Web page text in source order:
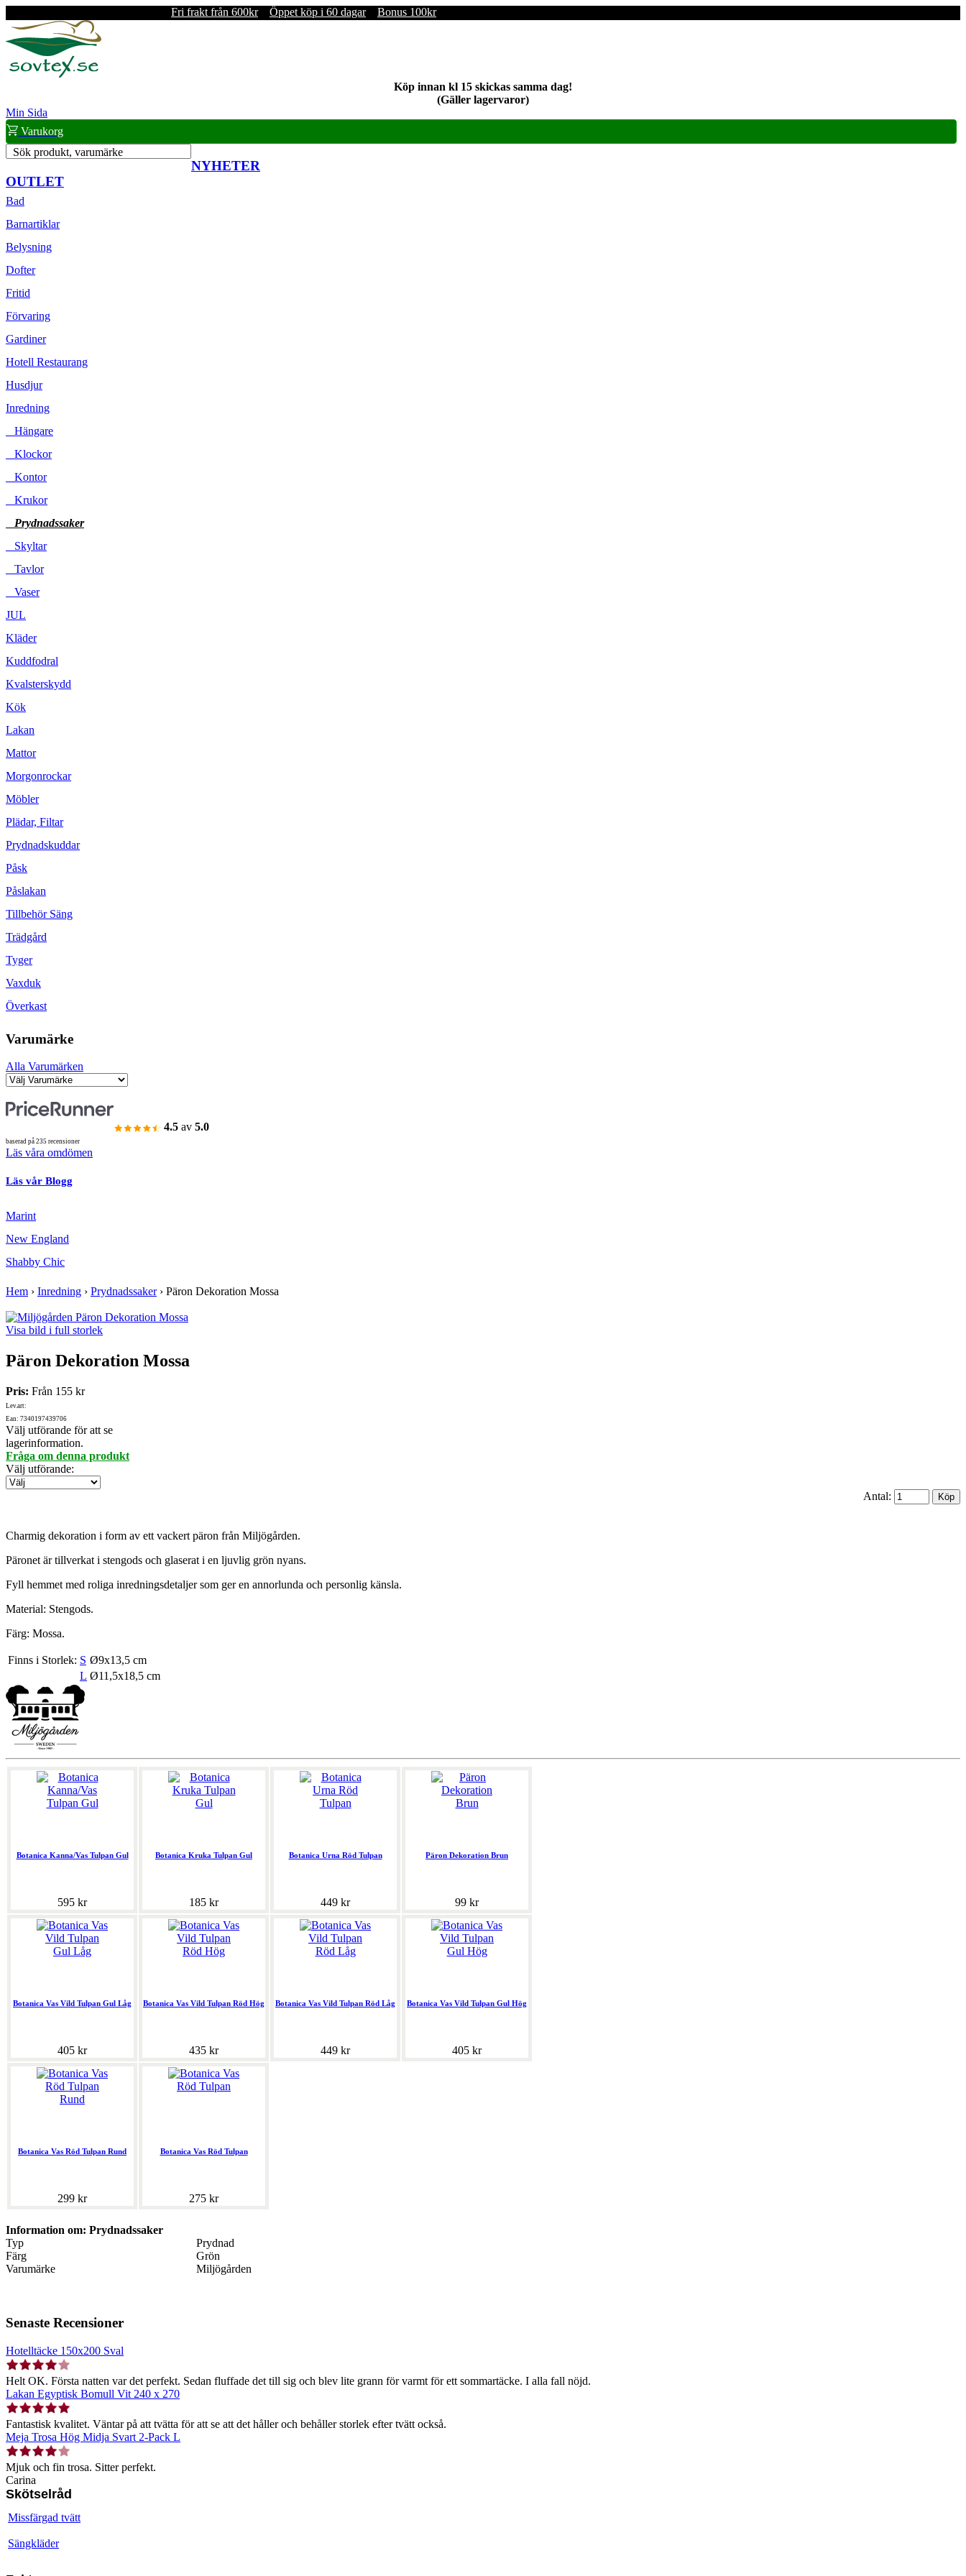
Fri frakt från 600kr Öppet köp i 60 dagar Bonus 100kr
Köp innan kl 15 skickas samma dag!
(Gäller lagervaror)
Min Sida
Varukorg
Sök produkt, varumärke
NYHETER
OUTLET
Bad
Barnartiklar
Belysning
Dofter
Fritid
Förvaring
Gardiner
Hotell Restaurang
Husdjur
Inredning
Hängare
Klockor
Kontor
Krukor
Prydnadssaker
Skyltar
Tavlor
Vaser
JUL
Kläder
Kuddfodral
Kvalsterskydd
Kök
Lakan
Mattor
Morgonrockar
Möbler
Plädar, Filtar
Prydnadskuddar
Påsk
Påslakan
Tillbehör Säng
Trädgård
Tyger
Vaxduk
Överkast
Varumärke
Alla Varumärken
4.5 av 5.0
baserad på 235 recensioner
Läs våra omdömen
Läs vår Blogg
Marint
New England
Shabby Chic
Hem › Inredning › Prydnadssaker› Päron Dekoration Mossa
Visa bild i full storlek
Päron Dekoration Mossa
Pris: Från 155 kr
Lev.art:
Ean: 7340197439706
Välj utförande för att se
lagerinformation.
Fråga om denna produkt
Välj utförande:
Antal:
Charmig dekoration i form av ett vackert päron från Miljögården.
Päronet är tillverkat i stengods och glaserat i en ljuvlig grön nyans.
Fyll hemmet med roliga inredningsdetaljer som ger en annorlunda och personlig känsla.
Material: Stengods.
Färg: Mossa.
Finns i Storlek: S Ø9x13,5 cm
L Ø11,5x18,5 cm
Botanica Kanna/Vas Tulpan Gul
595 kr
Botanica Kruka Tulpan Gul
185 kr
Botanica Urna Röd Tulpan
449 kr
Päron Dekoration Brun
99 kr
Botanica Vas Vild Tulpan Gul Låg
405 kr
Botanica Vas Vild Tulpan Röd Hög
435 kr
Botanica Vas Vild Tulpan Röd Låg
449 kr
Botanica Vas Vild Tulpan Gul Hög
405 kr
Botanica Vas Röd Tulpan Rund
299 kr
Botanica Vas Röd Tulpan
275 kr
Information om: Prydnadssaker
Typ
Prydnad
Färg
Grön
Varumärke
Miljögården
Senaste Recensioner
Hotelltäcke 150x200 Sval
Helt OK. Första natten var det perfekt. Sedan fluffade det till sig och blev lite grann för varmt för ett sommartäcke. I alla fall nöjd.
Lakan Egyptisk Bomull Vit 240 x 270
Fantastisk kvalitet. Väntar på att tvätta för att se att det håller och behåller storlek efter tvätt också.
Meja Trosa Hög Midja Svart 2-Pack L
Mjuk och fin trosa. Sitter perfekt.
Carina
Skötselråd
Missfärgad tvätt
Sängkläder